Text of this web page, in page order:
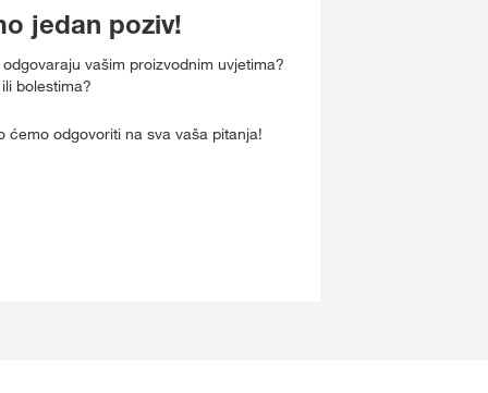
jedan poziv!
vašim proizvodnim uvjetima?
bolestima?
ćemo odgovoriti na sva vaša pitanja!